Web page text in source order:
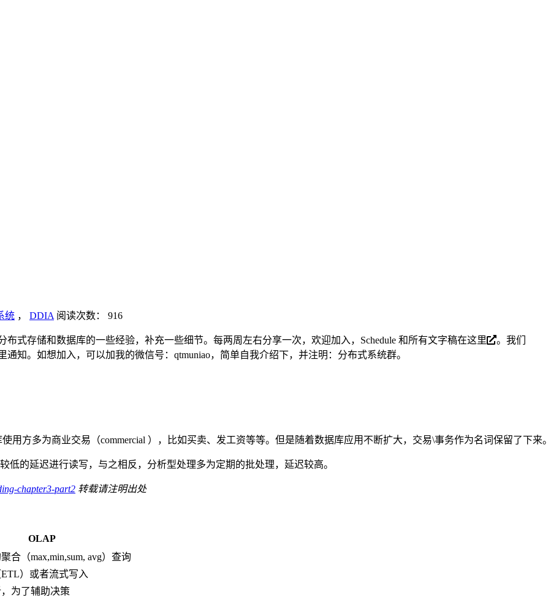
统 ， DDIA 阅读次数： 916
式存储和数据库的一些经验，补充一些细节。每两周左右分享一次，欢迎加入，Schedule 和所有文字稿在这里
。我们
知。如想加入，可以加我的微信号：qtmuniao，简单自我介绍下，并注明：分布式系统群。
用方多为商业交易（commercial ），比如买卖、发工资等等。但是随着数据库应用不断扩大，交易\事务作为名词保留了下来。
的延迟进行读写，与之相反，分析型处理多为定期的批处理，延迟较高。
chapter3-part2 转载请注明出处
OLAP
合（max,min,sum, avg）查询
）或者流式写入
为了辅助决策